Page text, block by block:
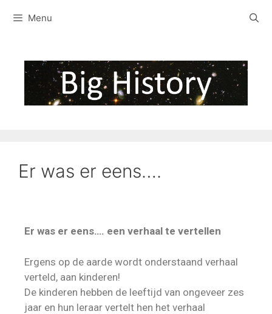
Menu
Er was er eens….
Er was er eens…. een verhaal te vertellen
Ergens op de aarde wordt onderstaand verhaal
verteld, aan kinderen!
De kinderen hebben de leeftijd van ongeveer zes
jaar en hun leraar vertelt hen het verhaal